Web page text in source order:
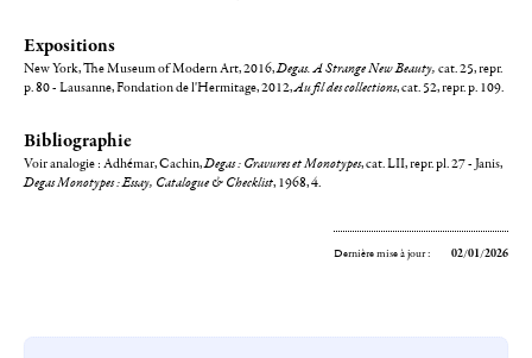
Expositions
New York, The Museum of Modern Art, 2016,Degas. A Strange New Beauty, cat. 25, repr.
p. 80 - Lausanne, Fondation de l'Hermitage, 2012,Au fil des collections, cat. 52, repr. p. 109.
Bibliographie
Voir analogie : Adhémar, Cachin,Degas : Gravures et Monotypes, cat. LII, repr. pl. 27 - Janis,
Degas Monotypes : Essay, Catalogue & Checklist, 1968, 4.
Dernière mise à jour : 02/01/2026